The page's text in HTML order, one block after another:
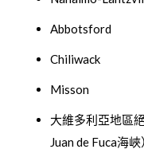
Abbotsford
Chiliwack
Misson
大維多利亞地區
Juan de Fuca海峽